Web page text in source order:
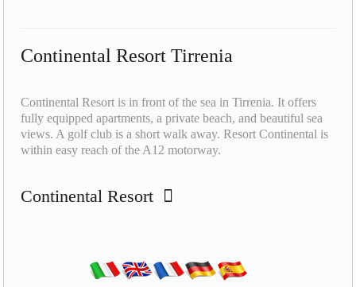
Continental Resort Tirrenia
Continental Resort is in front of the sea in Tirrenia. It offers
fully equipped apartments, a private beach, and beautiful sea
views. A golf club is a short walk away. Resort Continental is
within easy reach of the A12 motorway.
Continental Resort